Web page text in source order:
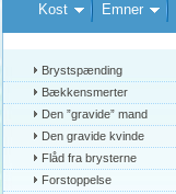
Kost
Emner
Brystspænding
Bækkensmerter
Den ”gravide” mand
Den gravide kvinde
Flåd fra brysterne
Forstoppelse